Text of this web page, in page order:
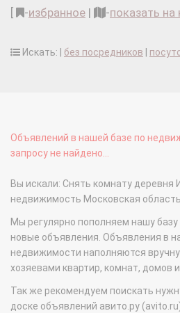
-избранное | -показать на
Искать: | без посредников
Объявлений в нашей базе по
запросу не найдено...
Вы искали: Снять комнату деревня
недвижимость Московская
Мы регулярно пополняем нашу базу
новые объявления. Объявления в
недвижимости наполняются
хозяевами квартир, комнат, домов
Так же рекомендуем поискать
доске объявлений авито.ру